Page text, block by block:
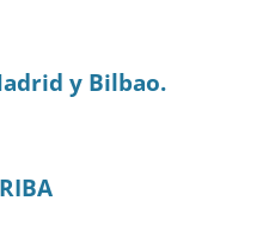
y Bilbao.